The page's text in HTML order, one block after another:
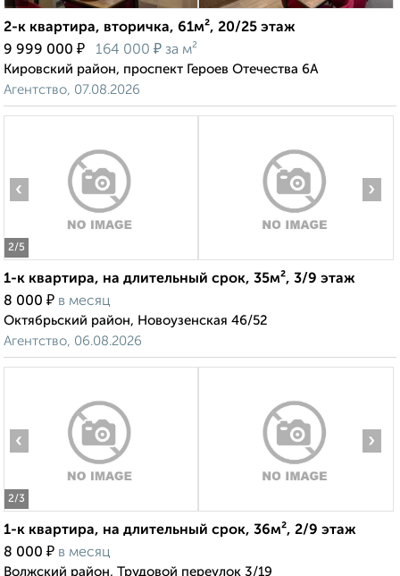
2-к квартира, вторичка, 61м², 20/25 этаж
9 999 000 ₽ 164 000 ₽ за м²
Кировский район, проспект Героев Отечества 6А
Агентство, 07.08.2026
2/5
‹ ›
1-к квартира, на длительный срок, 35м², 3/9 этаж
8 000 ₽ в месяц
Октябрьский район, Новоузенская 46/52
Агентство, 06.08.2026
2/3
‹ ›
1-к квартира, на длительный срок, 36м², 2/9 этаж
8 000 ₽ в месяц
Волжский район, Трудовой переулок 3/19